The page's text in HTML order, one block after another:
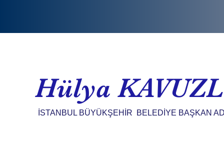
Hülya
İSTANBUL BÜYÜKŞEHİR BELEDİYE BAŞKAN